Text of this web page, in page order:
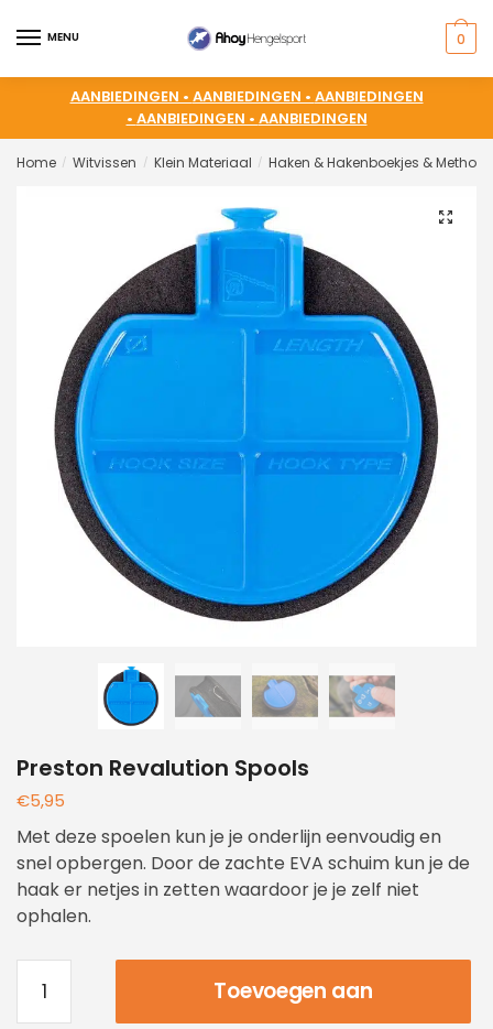
MENU 0
AANBIEDINGEN • AANBIEDINGEN • AANBIEDINGEN
• AANBIEDINGEN • AANBIEDINGEN
Home / Witvissen / Klein Materiaal / Haken & Hakenboekjes & Method
🔍
Preston Revalution Spools
€5,95
Met deze spoelen kun je je onderlijn eenvoudig en
snel opbergen. Door de zachte EVA schuim kun je de
haak er netjes in zetten waardoor je je zelf niet
ophalen.
Toevoegen aan